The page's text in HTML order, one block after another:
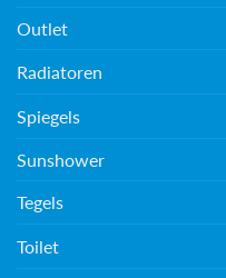
Outlet
Radiatoren
Spiegels
Sunshower
Tegels
Toilet